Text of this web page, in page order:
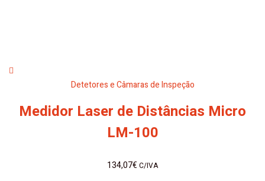
Detetores e Câmaras de Inspeção
Medidor Laser de Distâncias Micro
LM-100
134,07€ C/IVA